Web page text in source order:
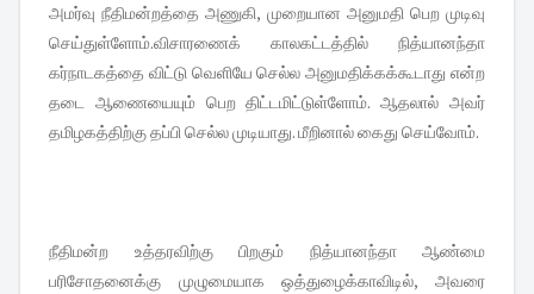
அமர்வு நீதிமன்றத்தை அணுகி, முறையான அனுமதி பெற முடிவு
செய்துள்ளோம்.விசாரணைக் காலகட்டத்தில் நித்யானந்தா
கர்நாடகத்தை விட்டு வெளியே செல்ல அனுமதிக்க‌க்கூடாது என்ற
தடை ஆணையையும் பெற திட்டமிட்டுள்ளோம். ஆதலால் அவர்
தமிழகத்திற்கு தப்பி செல்ல முடியாது. மீறினால் கைது செய்வோம்.
நீதிமன்ற உத்தரவிற்கு பிறகும் நித்யானந்தா ஆண்மை
பரிசோதனைக்கு முழுமையாக ஒத்துழைக்காவிடில், அவரை